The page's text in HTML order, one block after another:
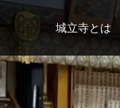
城立寺とは